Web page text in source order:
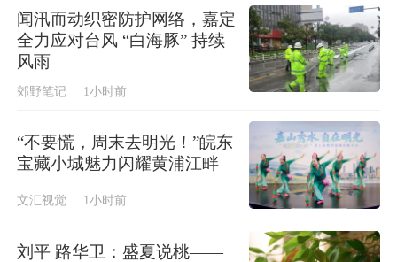
闻汛而动织密防护网络，嘉定
全力应对台风 “白海豚” 持续
风雨
郊野笔记 1小时前
“不要慌，周末去明光！”皖东
宝藏小城魅力闪耀黄浦江畔
文汇视觉 1小时前
刘平 路华卫：盛夏说桃——